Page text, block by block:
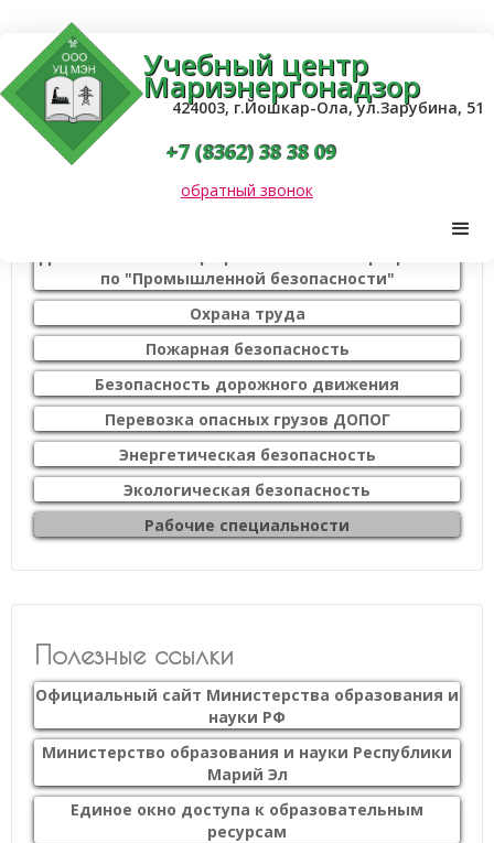
Учебный центр
Мариэнергонадзор
424003, г.Йошкар-Ола, ул.Зарубина, 51
+7 (8362) 38 38 09
обратный звонок
по "Промышленной безопасности"
Охрана труда
Пожарная безопасность
Безопасность дорожного движения
Перевозка опасных грузов ДОПОГ
Энергетическая безопасность
Экологическая безопасность
Рабочие специальности
Полезные ссылки
Официальный сайт Министерства образования и
науки РФ
Министерство образования и науки Республики
Марий Эл
Единое окно доступа к образовательным
ресурсам